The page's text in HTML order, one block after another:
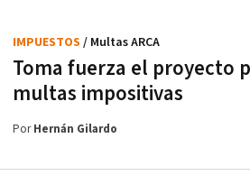
Toma fuerza el proyecto
multas impositivas
IMPUESTOS / Multas ARCA
PorHernán Gilardo